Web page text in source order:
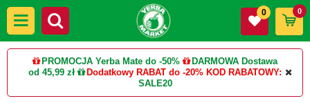
PROMOCJA Yerba Mate do -50%
DARMOWA Dostawa
od 45,99 zł
Dodatkowy RABAT do -20% KOD RABATOWY:
SALE20
0 0